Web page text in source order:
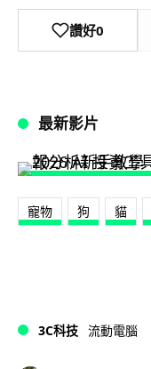
讚好0
最新影片
寵物 狗 貓
3C科技 流動電腦